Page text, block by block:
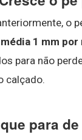
o
1 mm por
para não
calçado.
para